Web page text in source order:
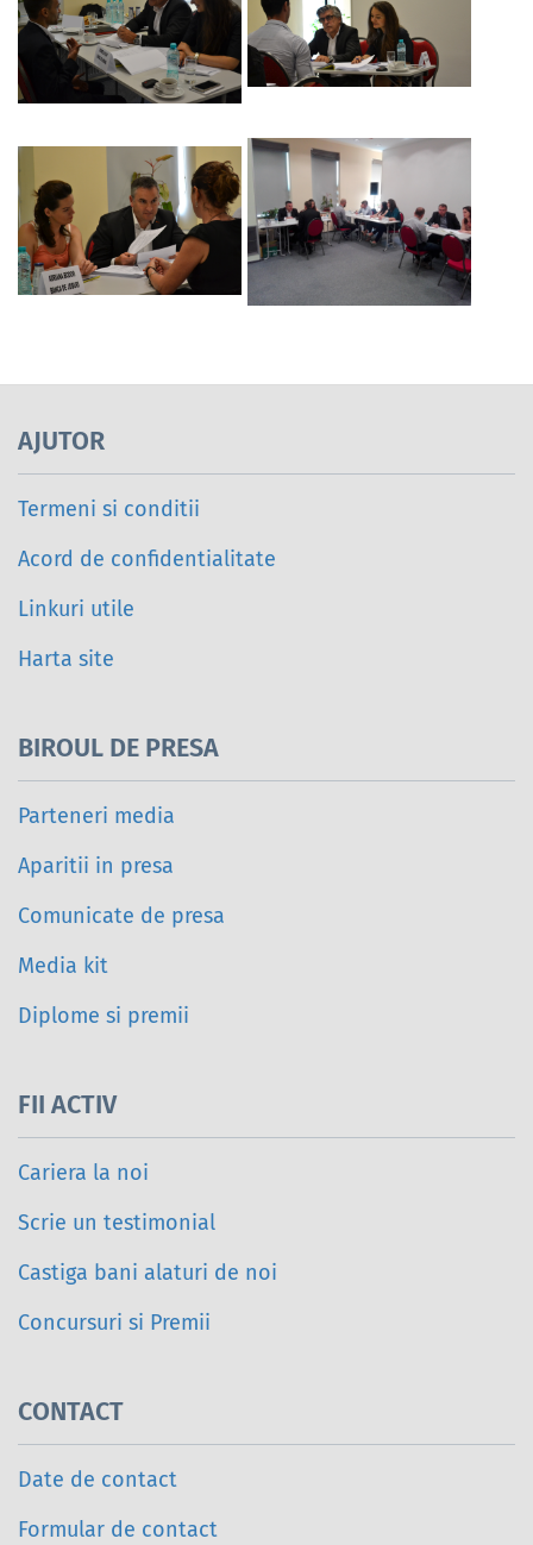
AJUTOR
Termeni si conditii
Acord de confidentialitate
Linkuri utile
Harta site
BIROUL DE PRESA
Parteneri media
Aparitii in presa
Comunicate de presa
Media kit
Diplome si premii
FII ACTIV
Cariera la noi
Scrie un testimonial
Castiga bani alaturi de noi
Concursuri si Premii
CONTACT
Date de contact
Formular de contact